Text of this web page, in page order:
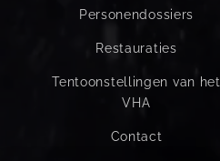
Personendossiers
Restauraties
Tentoonstellingen van het
VHA
Contact